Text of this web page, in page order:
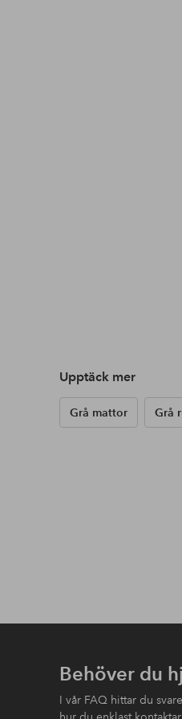
Upptäck mer
Grå mattor Grå
Behöver du
I vår FAQ hittar du